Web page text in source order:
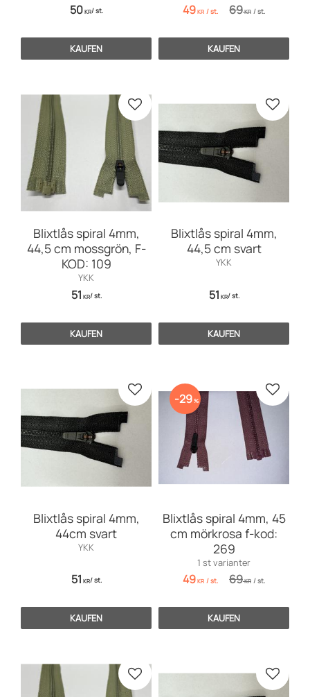
50KR/st.
KAUFEN
49KR /st. 69KR /st.
KAUFEN
Blixtlås spiral 4mm,
44,5 cm mossgrön, F-
KOD: 109
YKK
51 KR/st.
Zu Favoriten hinzufügen
KAUFEN
Blixtlås spiral 4mm,
44,5 cm svart
YKK
51 KR/st.
Zu
KAUFEN
Blixtlås spiral 4mm,
44cm svart
YKK
51 KR/st.
Zu Favoriten hinzufügen
KAUFEN
Blixtlås spiral 4mm, 45
cm mörkrosa f-kod:
269
1 st varianter
49KR /st. 69KR /st.
29% Zu
KAUFEN
Zu Favoriten hinzufügen Zu